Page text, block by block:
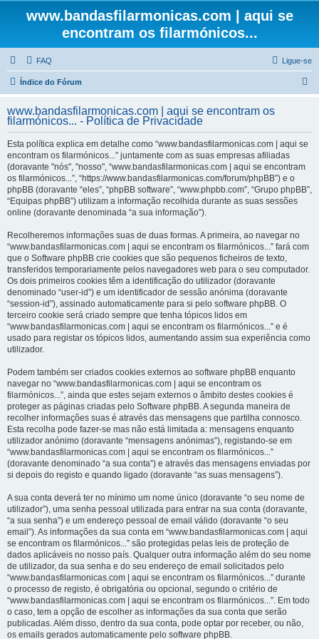
www.bandasfilarmonicas.com | aqui se
encontram os filarmónicos...
FAQ Ligue-se
Índice do Fórum
q
www.bandasfilarmonicas.com | aqui se encontram os
filarmónicos... - Política de Privacidade
Esta política explica em detalhe como “www.bandasfilarmonicas.com | aqui se
encontram os filarmónicos...” juntamente com as suas empresas afiliadas
(doravante "nós", "nosso", “www.bandasfilarmonicas.com | aqui se encontram
os filarmónicos...”, “https://www.bandasfilarmonicas.com/forum/phpBB”) e o
phpBB (doravante “eles”, “phpBB software”, “www.phpbb.com”, “Grupo phpBB”,
“Equipas phpBB”) utilizam a informação recolhida durante as suas sessões
online (doravante denominada “a sua informação”).
Recolheremos informações suas de duas formas. A primeira, ao navegar no
“www.bandasfilarmonicas.com | aqui se encontram os filarmónicos...” fará com
que o Software phpBB crie cookies que são pequenos ficheiros de texto,
transferidos temporariamente pelos navegadores web para o seu computador.
Os dois primeiros cookies têm a identificação do utilizador (doravante
denominado “user-id”) e um identificador de sessão anónima (doravante
“session-id”), assinado automaticamente para si pelo software phpBB. O
terceiro cookie será criado sempre que tenha tópicos lidos em
“www.bandasfilarmonicas.com | aqui se encontram os filarmónicos...” e é
usado para registar os tópicos lidos, aumentando assim sua experiência como
utilizador.
Podem também ser criados cookies externos ao software phpBB enquanto
navegar no “www.bandasfilarmonicas.com | aqui se encontram os
filarmónicos...”, ainda que estes sejam externos o âmbito destes cookies é
proteger as páginas criadas pelo Software phpBB. A segunda maneira de
recolher informações suas é através das mensagens que partilha connosco.
Esta recolha pode fazer-se mas não está limitada a: mensagens enquanto
utilizador anónimo (doravante “mensagens anónimas”), registando-se em
“www.bandasfilarmonicas.com | aqui se encontram os filarmónicos...”
(doravante denominado “a sua conta”) e através das mensagens enviadas por
si depois do registo e quando ligado (doravante “as suas mensagens”).
A sua conta deverá ter no mínimo um nome único (doravante “o seu nome de
utilizador”), uma senha pessoal utilizada para entrar na sua conta (doravante,
“a sua senha”) e um endereço pessoal de email válido (doravante “o seu
email”). As informações da sua conta em “www.bandasfilarmonicas.com | aqui
se encontram os filarmónicos...” são protegidas pelas leis de proteção de
dados aplicáveis no nosso país. Qualquer outra informação além do seu nome
de utilizador, da sua senha e do seu endereço de email solicitados pelo
“www.bandasfilarmonicas.com | aqui se encontram os filarmónicos...” durante
o processo de registo, é obrigatória ou opcional, segundo o critério de
“www.bandasfilarmonicas.com | aqui se encontram os filarmónicos...”. Em todo
o caso, tem a opção de escolher as informações da sua conta que serão
publicadas. Além disso, dentro da sua conta, pode optar por receber, ou não,
os emails gerados automaticamente pelo software phpBB.